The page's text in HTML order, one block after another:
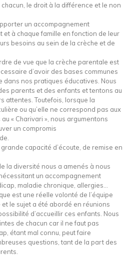
le droit à la différence et le non
un accompagnement
et à chaque famille en fonction de leur
besoins au sein de la crèche et de
de vue que la crèche parentale est
d’avoir des bases communes
dans nos pratiques éducatives. Nous
parents et des enfants et tentons au
attentes. Toutefois, lorsque la
ou qu’elle ne correspond pas aux
« Charivari », nous argumentons
un compromis
capacité d’écoute, de remise en
la diversité nous a amenés à nous
un accompagnement
maladie chronique, allergies…
est une réelle volonté de l’équipe
le sujet a été abordé en réunions
d’accueillir ces enfants. Nous
de chacun car il ne faut pas
étant mal connu, peut faire
questions, tant de la part des